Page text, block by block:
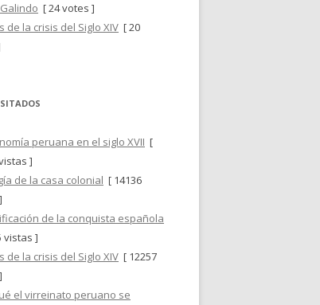
[ 24 votes ]
de la crisis del Siglo XIV [ 20
peruana en el siglo XVII [
]
de la casa colonial [ 14136
de la conquista española
vistas ]
de la crisis del Siglo XIV [ 12257
el virreinato peruano se